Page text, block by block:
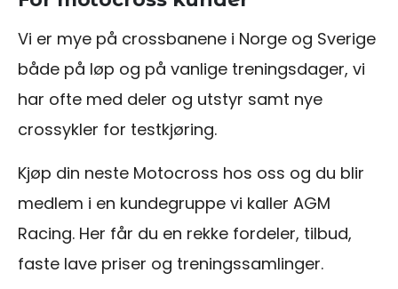
Vi er mye på crossbanene i Norge og Sverige
både på løp og på vanlige treningsdager, vi
har ofte med deler og utstyr samt nye
crossykler for testkjøring.
Kjøp din neste Motocross hos oss og du blir
medlem i en kundegruppe vi kaller AGM
Racing. Her får du en rekke fordeler, tilbud,
faste lave priser og treningssamlinger.